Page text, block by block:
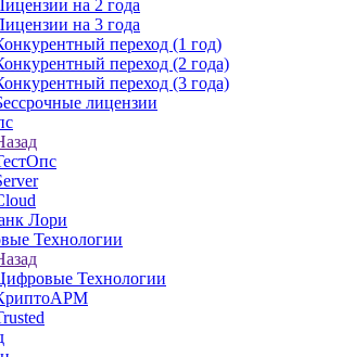
на 2 года
на 3 года
переход (1 год)
переход (2 года)
переход (3 года)
лицензии
Лори
Технологии
Технологии